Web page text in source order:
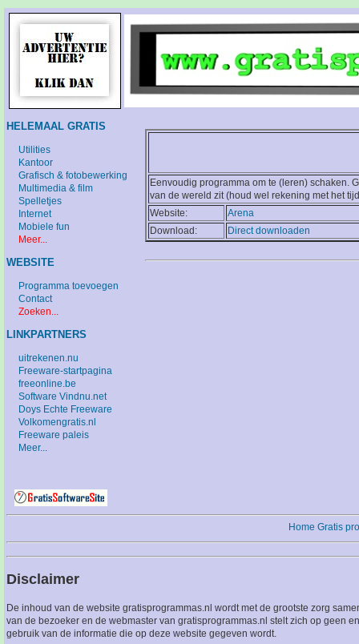
Eenvoudig programma om te (leren) schaken.
van de wereld zit (houd wel rekening met het
Website:
Arena
Download:
Direct downloaden
HELEMAAL GRATIS
Utilities
Kantoor
Grafisch & fotobewerking
Multimedia & film
Spelletjes
Internet
Mobiele fun
Meer...
WEBSITE
Programma toevoegen
Contact
Zoeken...
LINKPARTNERS
uitrekenen.nu
Freeware-startpagina
freeonline.be
Software Vindnu.net
Doys Echte Freeware
Volkomengratis.nl
Freeware paleis
Meer...
Home Gratis
Disclaimer
De inhoud van de website gratisprogrammas.nl wordt met de grootste zorg
van de bezoeker en de webmaster van gratisprogrammas.nl stelt zich op geen
gebruik van de informatie die op deze website gegeven wordt.